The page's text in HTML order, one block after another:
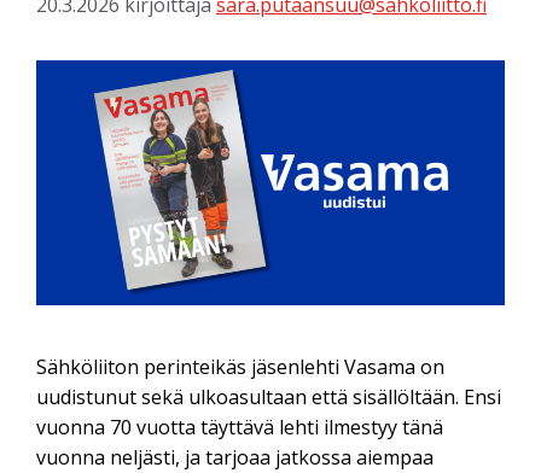
Sähköliiton perinteikäs jäsenlehti Vasama on
uudistunut sekä ulkoasultaan että sisällöltään. Ensi
vuonna 70 vuotta täyttävä lehti ilmestyy tänä
vuonna neljästi, ja tarjoaa jatkossa aiempaa